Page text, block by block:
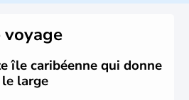
grande autonomie. Le pays
noms qu'il a vu naître dans tous
à la politique en passant par la
Heidegger, Thomas Mann,
en font partie.
voyage
île caribéenne qui donne
large